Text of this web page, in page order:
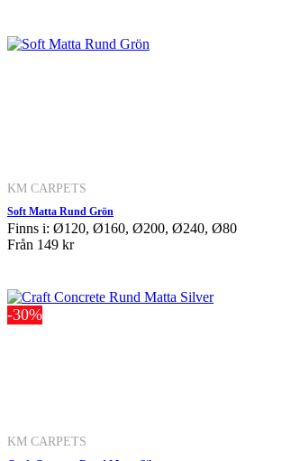
KM CARPETS
Soft Matta Rund Grön
Finns i: Ø120, Ø160, Ø200, Ø240, Ø80
Från 149 kr
-30%
KM CARPETS